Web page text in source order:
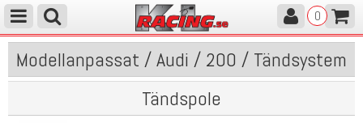
0
Modellanpassat / Audi / 200 / Tändsystem
Tändspole